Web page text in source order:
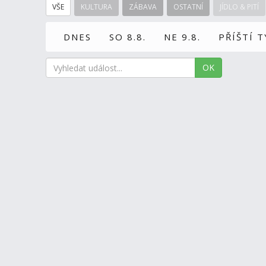
VŠE KULTURA ZÁBAVA OSTATNÍ JÍDLO & PITÍ
DNES SO 8.8. NE 9.8. PŘÍŠTÍ
OK